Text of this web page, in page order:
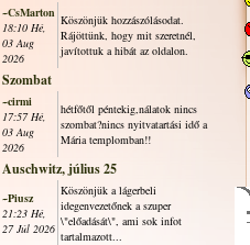
~CsMarton
18:10 Hé,
03 Aug
2026
Köszönjük hozzászólásodat.
Rájöttünk, hogy mit szeretnél,
javítottuk a hibát az oldalon.
Szombat
~cirmi
17:57 Hé,
03 Aug
2026
hétfőtől péntekig,nálatok nincs
szombat?nincs nyitvatartási idő a
Mária templomban!!
Auschwitz, július 25
~Piusz
21:23 Hé,
27 Júl 2026
Köszönjük a lágerbeli
idegenvezetőnek a szuper
\"előadását\", ami sok infot
tartalmazott...